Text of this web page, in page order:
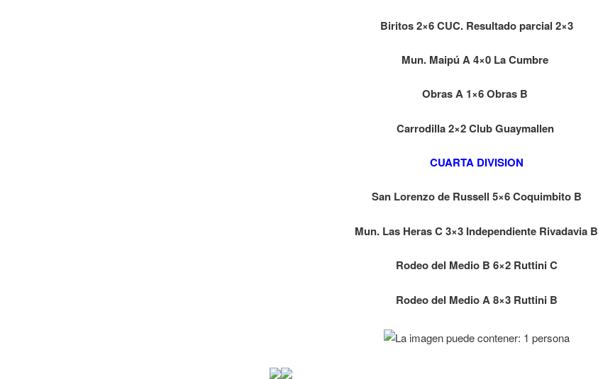
Biritos 2×6 CUC. Resultado parcial 2×3
Mun. Maipú A 4×0 La Cumbre
Obras A 1×6 Obras B
Carrodilla 2×2 Club Guaymallen
CUARTA DIVISION
San Lorenzo de Russell 5×6 Coquimbito B
Mun. Las Heras C 3×3 Independiente Rivadavia B
Rodeo del Medio B 6×2 Ruttini C
Rodeo del Medio A 8×3 Ruttini B